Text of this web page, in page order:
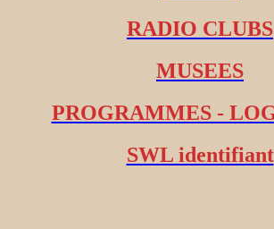
RADIO CLUBS
MUSEES
PROGRAMMES -
SWL identifiant